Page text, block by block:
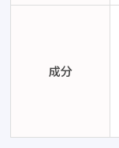
成分